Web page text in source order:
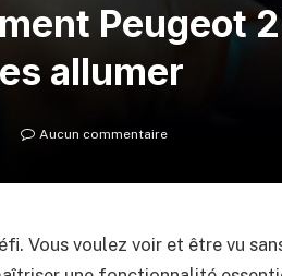
Peugeot
allumer
Aucun commentaire
Vous voulez voir et être vu